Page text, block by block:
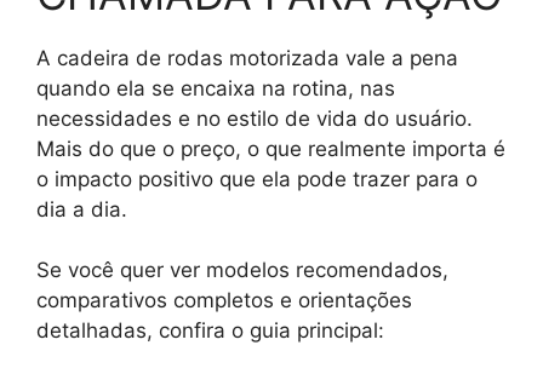
A cadeira de rodas motorizada vale a pena
quando ela se encaixa na rotina, nas
necessidades e no estilo de vida do usuário.
Mais do que o preço, o que realmente importa é
o impacto positivo que ela pode trazer para o
dia a dia.
Se você quer ver modelos recomendados,
comparativos completos e orientações
detalhadas, confira o guia principal: